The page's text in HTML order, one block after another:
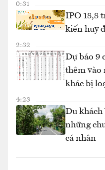
0:31
IPO 18,8
kiến huy
2:32
Dự báo 9
thêm vào
khác bị
4:23
Du khách
những
cá nhân